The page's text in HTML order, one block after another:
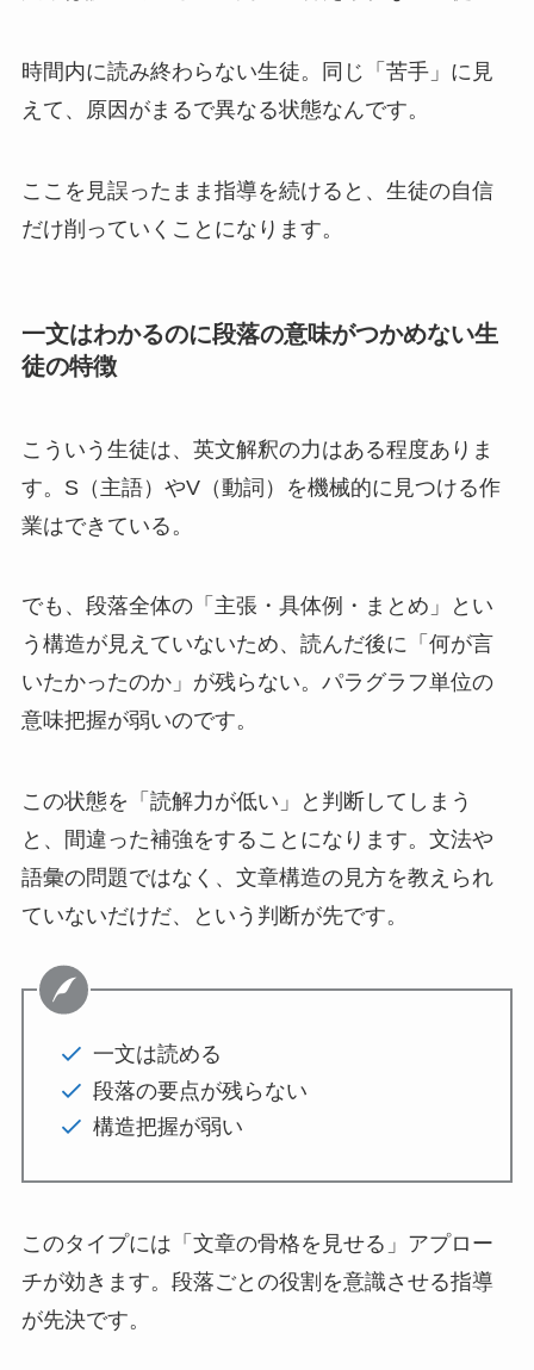
時間内に読み終わらない生徒。同じ「苦手」に見
えて、原因がまるで異なる状態なんです。
ここを見誤ったまま指導を続けると、生徒の自信
だけ削っていくことになります。
一文はわかるのに段落の意味がつかめない生
徒の特徴
こういう生徒は、英文解釈の力はある程度ありま
す。S（主語）やV（動詞）を機械的に見つける作
業はできている。
でも、段落全体の「主張・具体例・まとめ」とい
う構造が見えていないため、読んだ後に「何が言
いたかったのか」が残らない。パラグラフ単位の
意味把握が弱いのです。
この状態を「読解力が低い」と判断してしまう
と、間違った補強をすることになります。文法や
語彙の問題ではなく、文章構造の見方を教えられ
ていないだけだ、という判断が先です。
一文は読める
段落の要点が残らない
構造把握が弱い
このタイプには「文章の骨格を見せる」アプロー
チが効きます。段落ごとの役割を意識させる指導
が先決です。